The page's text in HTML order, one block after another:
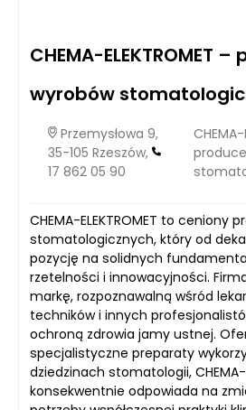
CHEMA-ELEKTROMET
wyrobów
Przemysłowa 9,
35-105 Rzeszów,
17 862 05 90
CHEMA-
CHEMA-ELEKTROMET to ceniony
stomatologicznych, który od
pozycję na solidnych
rzetelności i innowacyjności.
markę, rozpoznawalną wśród
techników i innych
ochroną zdrowia jamy ustnej.
specjalistyczne preparaty
dziedzinach stomatologii, CHEMA-
konsekwentnie odpowiada na